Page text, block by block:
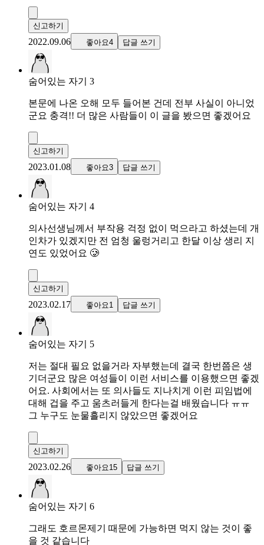
신고하기
2022.09.06 좋아요4 답글 쓰기
숨어있는 자기 3
본문에 나온 오해 모두 들어본 건데 전부 사실이 아니었
군요 충격!! 더 많은 사람들이 이 글을 봤으면 좋겠어요
신고하기
2023.01.08 좋아요3 답글 쓰기
숨어있는 자기 4
의사선생님께서 부작용 걱정 없이 먹으라고 하셨는데 개
인차가 있겠지만 전 엄청 울렁거리고 한달 이상 생리 지
연도 있었어요 🥲
신고하기
2023.02.17 좋아요1 답글 쓰기
숨어있는 자기 5
저는 절대 필요 없을거라 자부했는데 결국 한번쯤은 생
기더군요 많은 여성들이 이런 서비스를 이용했으면 좋겠
어요. 사회에서는 또 의사들도 지나치게 이런 피임법에
대해 겁을 주고 움츠러들게 한다는걸 배웠습니다 ㅠㅠ
그 누구도 눈물흘리지 않았으면 좋겠어요
신고하기
2023.02.26 좋아요15 답글 쓰기
숨어있는 자기 6
그래도 호르몬제기 때문에 가능하면 먹지 않는 것이 좋
을 것 같습니다